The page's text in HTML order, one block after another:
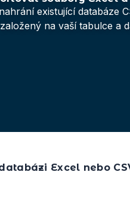
existující databáze
na vaší tabulce a
Excel nebo